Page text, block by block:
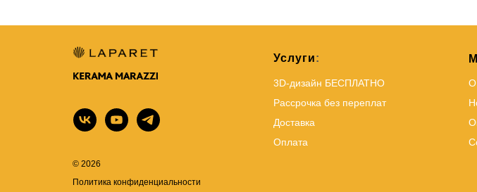
Услуги:
3D-дизайн БЕСПЛАТНО
Рассрочка без переплат
Доставка
Оплата
О
© 2026
Политика конфиденциальности